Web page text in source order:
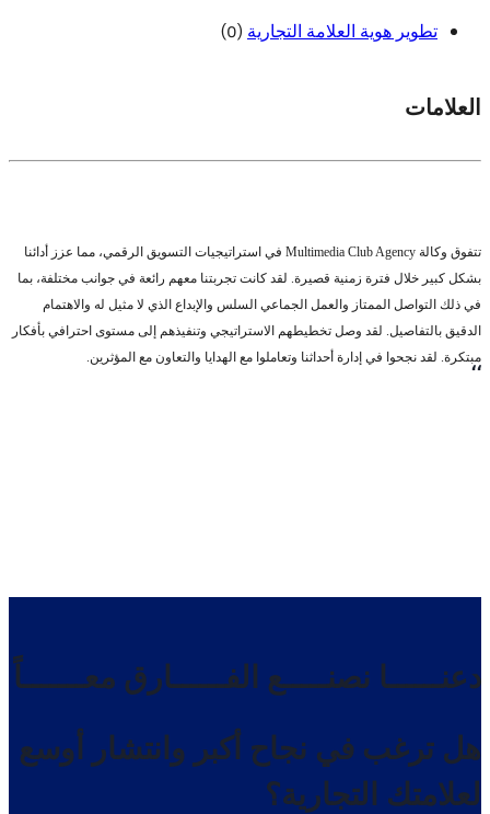
تطوير هوية العلامة التجارية (0)
العلامات
تتفوق وكالة Multimedia Club Agency في استراتيجيات التسويق الرقمي، مما عزز أدائنا
بشكل كبير خلال فترة زمنية قصيرة. لقد كانت تجربتنا معهم رائعة في جوانب مختلفة، بما
في ذلك التواصل الممتاز والعمل الجماعي السلس والإبداع الذي لا مثيل له والاهتمام
الدقيق بالتفاصيل. لقد وصل تخطيطهم الاستراتيجي وتنفيذهم إلى مستوى احترافي بأفكار
مبتكرة. لقد نجحوا في إدارة أحداثنا وتعاملوا مع الهدايا والتعاون مع المؤثرين.
،،
دعنــــــا نصنـــــع الفــــــارق معـــــــاً
هل ترغب في نجاح أكبر وانتشار أوسع
لعلامتك التجارية؟